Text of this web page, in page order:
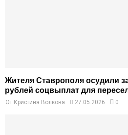
Жителя Ставрополя осудили
рублей соцвыплат для
От Кристина Волкова 27.05.2026 0